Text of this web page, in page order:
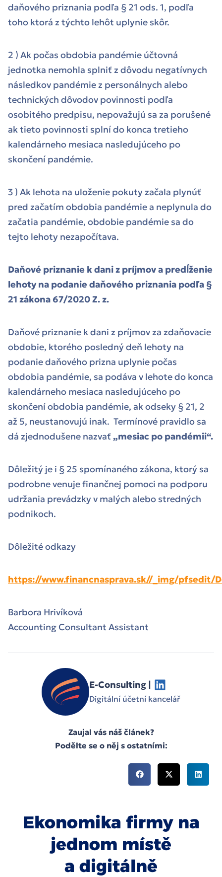
daňového priznania podľa § 21 ods. 1, podľa
toho ktorá z týchto lehôt uplynie skôr.
2 ) Ak počas obdobia pandémie účtovná
jednotka nemohla splniť z dôvodu negatívnych
následkov pandémie z personálnych alebo
technických dôvodov povinnosti podľa
osobitého predpisu, nepovažujú sa za porušené
ak tieto povinnosti splní do konca tretieho
kalendárneho mesiaca nasledujúceho po
skončení pandémie.
3 ) Ak lehota na uloženie pokuty začala plynúť
pred začatím obdobia pandémie a neplynula do
začatia pandémie, obdobie pandémie sa do
tejto lehoty nezapočítava.
Daňové priznanie k dani z príjmov a predĺženie
lehoty na podanie daňového priznania podľa §
21 zákona 67/2020 Z. z.
Daňové priznanie k dani z príjmov za zdaňovacie
obdobie, ktorého posledný deň lehoty na
podanie daňového prizna uplynie počas
obdobia pandémie, sa podáva v lehote do konca
kalendárneho mesiaca nasledujúceho po
skončení obdobia pandémie, ak odseky § 21, 2
až 5, neustanovujú inak. Termínové pravidlo sa
dá zjednodušene nazvať „mesiac po pandémii“.
Dôležitý je i § 25 spomínaného zákona, ktorý sa
podrobne venuje finančnej pomoci na podporu
udržania prevádzky v malých alebo stredných
podnikoch.
Dôležité odkazy
https://www.financnasprava.sk//_img/pfsedit/
Barbora Hrivíková
Accounting Consultant Assistant
E-Consulting |
Digitální účetní kancelář
Zaujal vás náš článek?
Podělte se o něj s ostatními:
Ekonomika firmy na
jednom místě
a digitálně